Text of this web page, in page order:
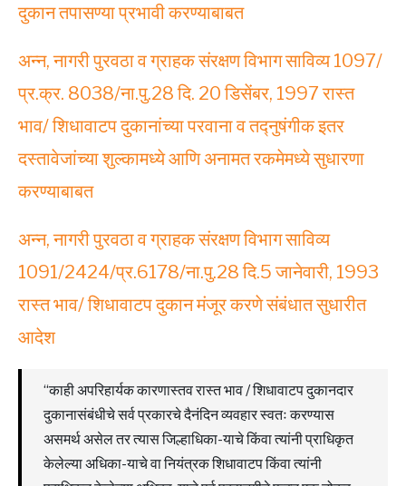
दुकान तपासण्या प्रभावी करण्याबाबत
अन्न, नागरी पुरवठा व ग्राहक संरक्षण विभाग साविव्य 1097/
प्र.क्र. 8038/ना.पु.28 दि. 20 डिसेंबर, 1997 रास्त
भाव/ शिधावाटप दुकानांच्या परवाना व तद्नुषंगीक इतर
दस्तावेजांच्या शुल्कामध्ये आणि अनामत रकमेमध्ये सुधारणा
करण्याबाबत
अन्न, नागरी पुरवठा व ग्राहक संरक्षण विभाग साविव्य
1091/2424/प्र.6178/ना.पु.28 दि.5 जानेवारी, 1993
रास्त भाव/ शिधावाटप दुकान मंजूर करणे संबंधात सुधारीत
आदेश
“काही अपरिहार्यक कारणास्तव रास्त भाव / शिधावाटप दुकानदार
दुकानासंबंधीचे सर्व प्रकारचे दैनंदिन व्यवहार स्वतः करण्यास
असमर्थ असेल तर त्यास जिल्हाधिका-याचे किंवा त्यांनी प्राधिकृत
केलेल्या अधिका-याचे वा नियंत्रक शिधावाटप किंवा त्यांनी